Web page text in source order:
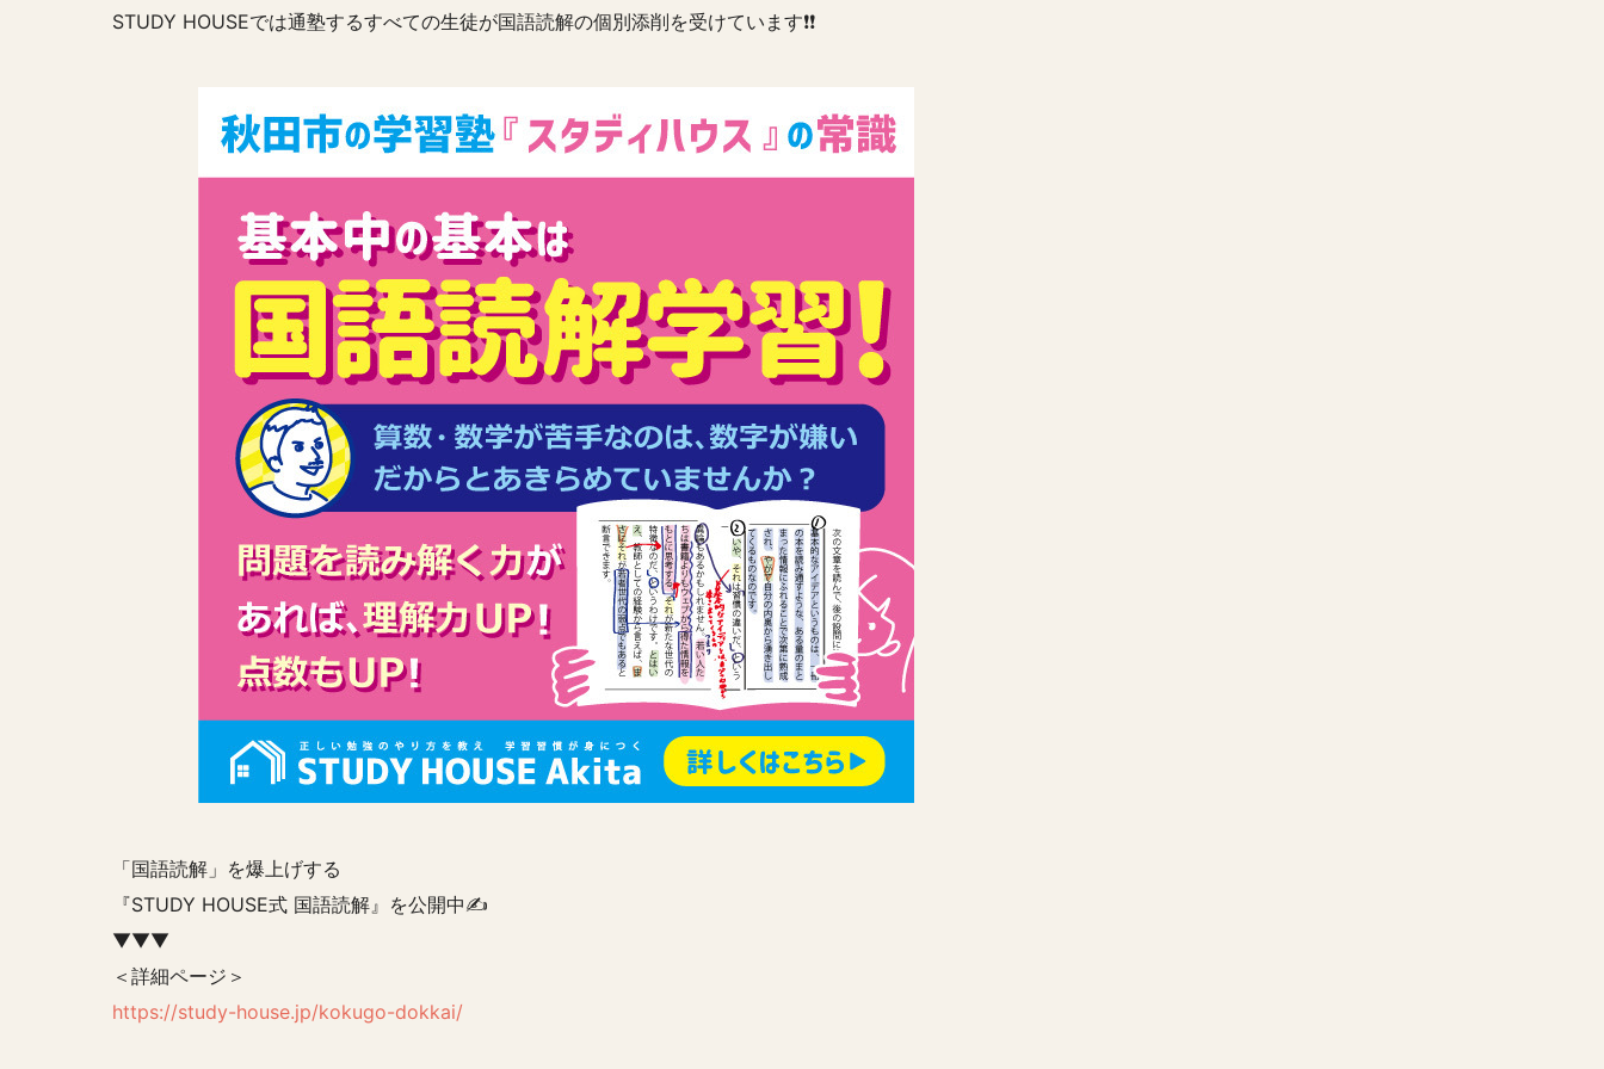
STUDY HOUSEでは通塾するすべての生徒が国語読解の個別添削を受けています❗️❗️
「国語読解」を爆上げする
『STUDY HOUSE式 国語読解』を公開中✍️
▼▼▼
＜詳細ページ＞
https://study-house.jp/kokugo-dokkai/